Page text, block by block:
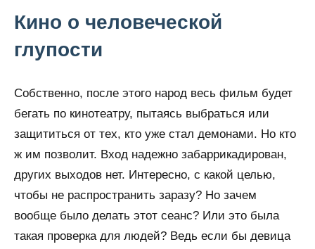
Кино о человеческой
глупости
Собственно, после этого народ весь фильм будет
бегать по кинотеатру, пытаясь выбраться или
защититься от тех, кто уже стал демонами. Но кто
ж им позволит. Вход надежно забаррикадирован,
других выходов нет. Интересно, с какой целью,
чтобы не распространить заразу? Но зачем
вообще было делать этот сеанс? Или это была
такая проверка для людей? Ведь если бы девица